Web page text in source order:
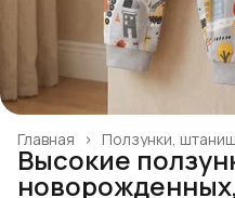
Ползунки,
Главная ›
Высокие